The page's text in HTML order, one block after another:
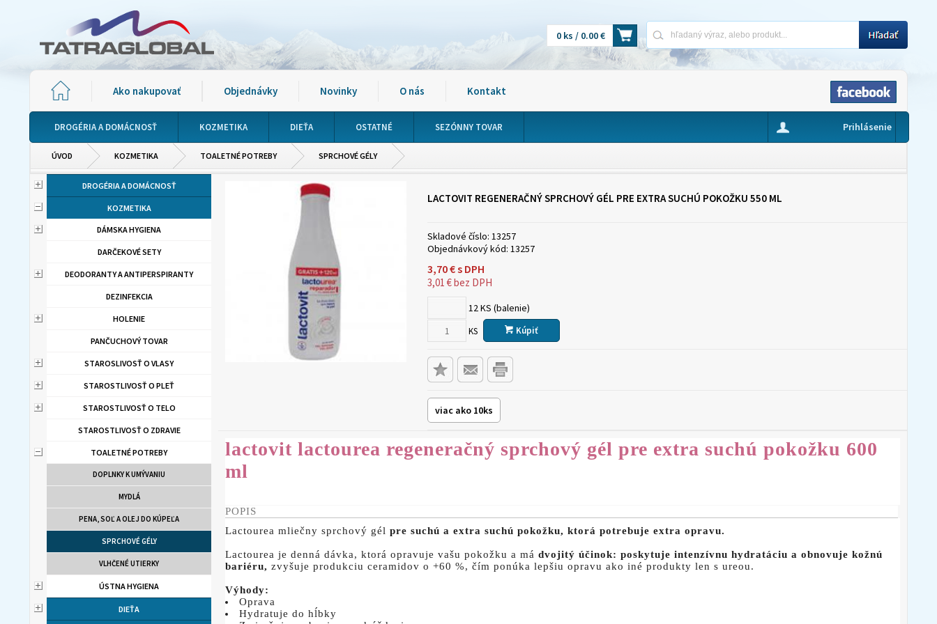
0 ks / 0.00 €
Ako nakupovať Objednávky Novinky O nás Kontakt
DROGÉRIA A DOMÁCNOSŤ KOZMETIKA DIEŤA OSTATNÉ SEZÓNNY TOVAR Prihlásenie
ÚVOD KOZMETIKA TOALETNÉ POTREBY SPRCHOVÉ GÉLY
DROGÉRIA A DOMÁCNOSŤ
KOZMETIKA
DÁMSKA HYGIENA
DARČEKOVÉ SETY
DEODORANTY A ANTIPERSPIRANTY
DEZINFEKCIA
HOLENIE
PANČUCHOVÝ TOVAR
STAROSLIVOSŤ O VLASY
STAROSTLIVOSŤ O PLEŤ
STAROSTLIVOSŤ O TELO
STAROSTLIVOSŤ O ZDRAVIE
TOALETNÉ POTREBY
DOPLNKY K UMÝVANIU
MYDLÁ
PENA, SOĽ A OLEJ DO KÚPEĽA
SPRCHOVÉ GÉLY
VLHČENÉ UTIERKY
ÚSTNA HYGIENA
DIEŤA
LACTOVIT REGENERAČNÝ SPRCHOVÝ GÉL PRE EXTRA SUCHÚ POKOŽKU 550 ML
Skladové číslo: 13257
Objednávkový kód: 13257
3,70€s DPH
3,01 €bez DPH
12 KS (balenie)
KS Kúpiť
viac ako 10ks
lactovit lactourea regeneračný sprchový gél pre extra suchú pokožku 600
ml
POPIS
Lactourea mliečny sprchový gél pre suchú a extra suchú pokožku, ktorá potrebuje extra opravu.
Lactourea je denná dávka, ktorá opravuje vašu pokožku a má dvojitý účinok: poskytuje intenzívnu hydratáciu a obnovuje kožnú
bariéru, zvyšuje produkciu ceramidov o +60 %, čím ponúka lepšiu opravu ako iné produkty len s ureou.
Výhody:
Oprava
Hydratuje do hĺbky